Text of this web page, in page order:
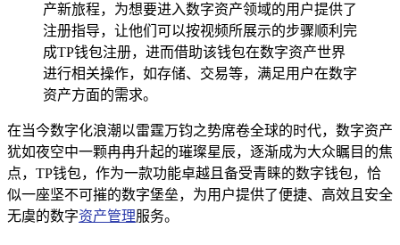
产新旅程，为想要进入数字资产领域的用户提供了
注册指导，让他们可以按视频所展示的步骤顺利完
成TP钱包注册，进而借助该钱包在数字资产世界
进行相关操作，如存储、交易等，满足用户在数字
资产方面的需求。
在当今数字化浪潮以雷霆万钧之势席卷全球的时代，数字资产
犹如夜空中一颗冉冉升起的璀璨星辰，逐渐成为大众瞩目的焦
点，TP钱包，作为一款功能卓越且备受青睐的数字钱包，恰
似一座坚不可摧的数字堡垒，为用户提供了便捷、高效且安全
无虞的数字资产管理服务。